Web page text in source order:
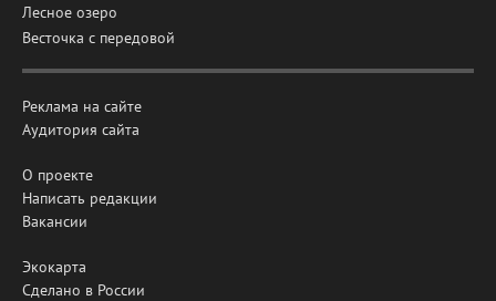
Лесное озеро
Весточка с передовой
Реклама на сайте
Аудитория сайта
О проекте
Написать редакции
Вакансии
Экокарта
Сделано в России